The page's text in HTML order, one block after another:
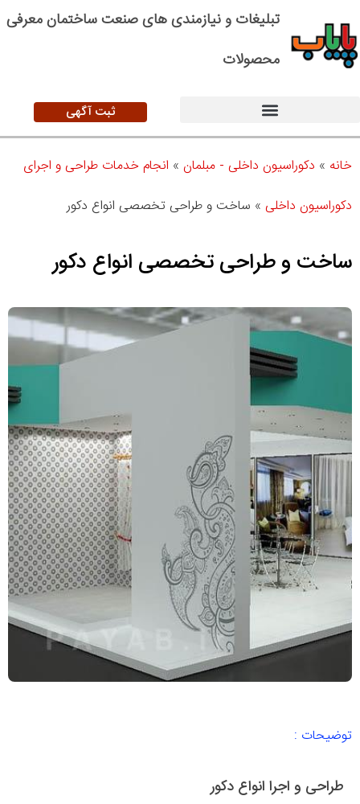
تبلیغات و نیازمندی های صنعت ساختمان معرفی
محصولات
ثبت آگهی
خانه » دکوراسیون داخلی - مبلمان » انجام خدمات طراحی و اجرای
دکوراسیون داخلی » ساخت و طراحی تخصصی انواع دکور
ساخت و طراحی تخصصی انواع دکور
توضیحات :
طراحی و اجرا انواع دکور